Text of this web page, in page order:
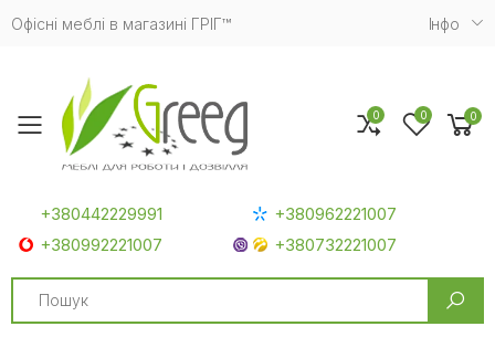
Офісні меблі в магазині ГРІГ™ Iнфо
Toggle mobile menu
+380442229991
+380962221007
+380992221007
+380732221007
Search
0 0 0